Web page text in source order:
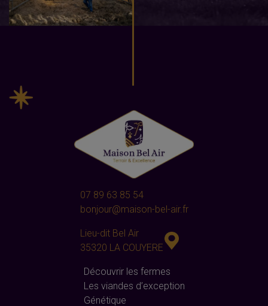
07 89 63 85 54
bonjour@maison-bel-air.fr
Lieu-dit Bel Air
35320 LA COUYERE
Découvrir les fermes
Les viandes d’exception
Génétique